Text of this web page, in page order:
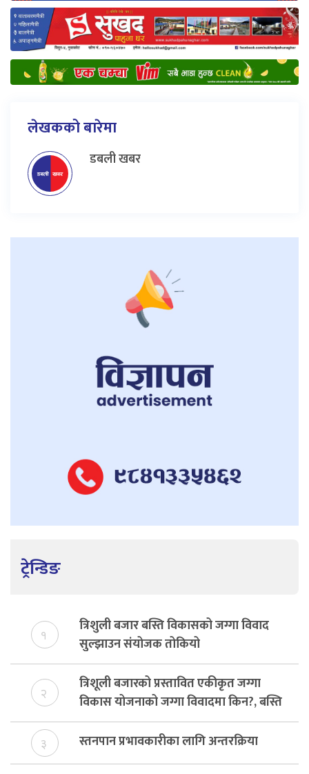
लेखकको बारेमा
डबली खबर
ट्रेन्डिङ
१
त्रिशुली बजार बस्ति विकासको जग्गा विवाद
सुल्झाउन संयोजक तोकियो
२
त्रिशूली बजारको प्रस्तावित एकीकृत जग्गा
विकास योजनाको जग्गा विवादमा किन?, बस्ति
विकास दर्ता नभए समिति विघटन हुने
३ स्तनपान प्रभावकारीका लागि अन्तरक्रिया